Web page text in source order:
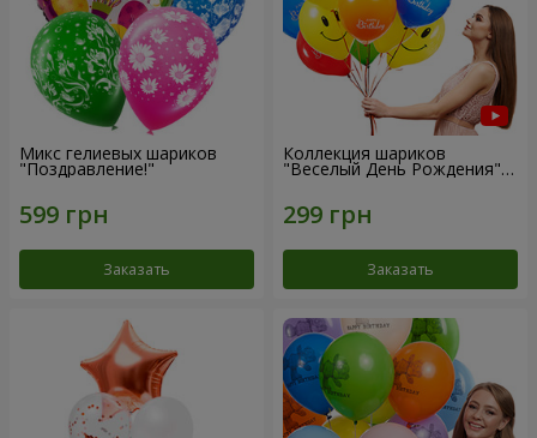
Микс гелиевых шариков
"Поздравление!"
Заказать
Коллекция шариков
"Веселый День Рождения" -
Заказать